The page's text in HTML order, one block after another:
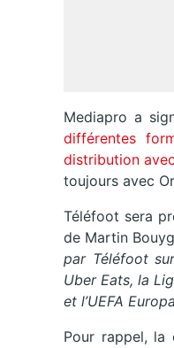
Mediapro a
différentes
distribution
toujours avec
Téléfoot sera
de Martin
par Téléfoot
Uber Eats, la
et l’UEFA
Pour rappel, la